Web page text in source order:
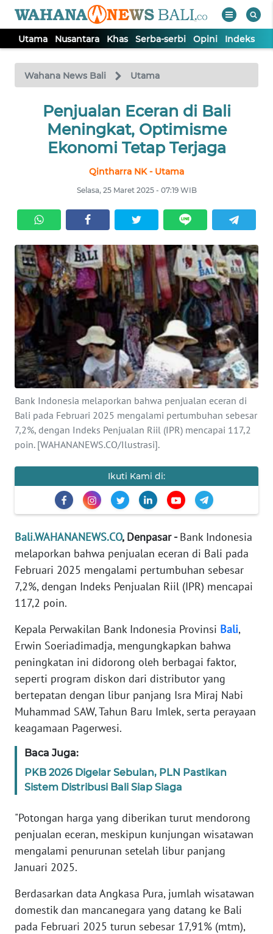
Utama Nusantara Khas Serba-serbi Opini Indeks
Wahana News Bali Utama
Penjualan Eceran di Bali
Meningkat, Optimisme
Ekonomi Tetap Terjaga
Qintharra NK - Utama
Selasa, 25 Maret 2025 - 07:19 WIB
Bank Indonesia melaporkan bahwa penjualan eceran di
Bali pada Februari 2025 mengalami pertumbuhan sebesar
7,2%, dengan Indeks Penjualan Riil (IPR) mencapai 117,2
poin. [WAHANANEWS.CO/Ilustrasi].
Ikuti Kami di:
Bali.WAHANANEWS.CO, Denpasar -Bank Indonesia
melaporkan bahwa penjualan eceran di Bali pada
Februari 2025 mengalami pertumbuhan sebesar
7,2%, dengan Indeks Penjualan Riil (IPR) mencapai
117,2 poin.
Kepala Perwakilan Bank Indonesia Provinsi Bali,
Erwin Soeriadimadja, mengungkapkan bahwa
peningkatan ini didorong oleh berbagai faktor,
seperti program diskon dari distributor yang
bertepatan dengan libur panjang Isra Miraj Nabi
Muhammad SAW, Tahun Baru Imlek, serta perayaan
keagamaan Pagerwesi.
Baca Juga:
PKB 2026 Digelar Sebulan, PLN Pastikan
Sistem Distribusi Bali Siap Siaga
"Potongan harga yang diberikan turut mendorong
penjualan eceran, meskipun kunjungan wisatawan
mengalami penurunan setelah libur panjang
Januari 2025.
Berdasarkan data Angkasa Pura, jumlah wisatawan
domestik dan mancanegara yang datang ke Bali
pada Februari 2025 turun sebesar 17,91% (mtm),
TV
Tutup
UTAMA
NUSANTARA
SERBA-
SERBI
OPINI
Informasi
INDEKS
BERITA
KONTAK
KAMI
IKLAN
TENTANG
KAMI
PEDOMAN
MEDIA
REDAKSI
KARIR
News
Regional
WN
WN
JAKARTA
WN
BANTEN
WN